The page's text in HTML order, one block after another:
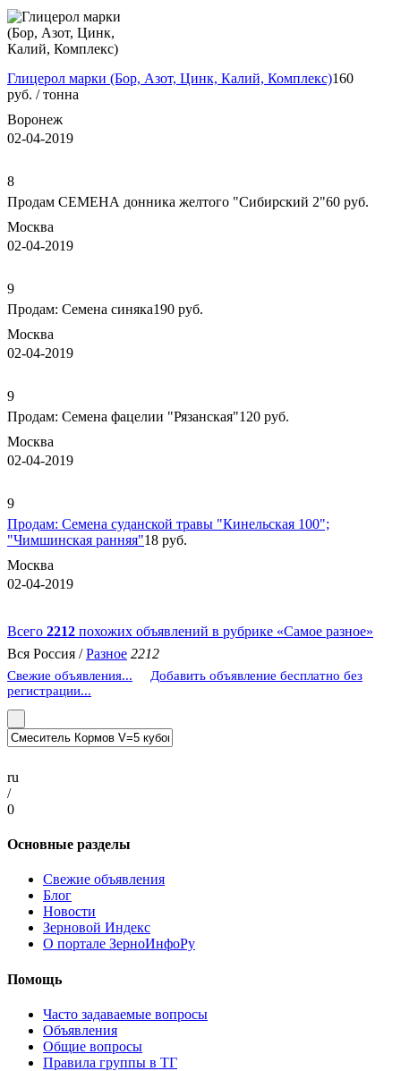
Глицерол марки (Бор, Азот, Цинк, Калий, Комплекс)160
руб. / тонна
Воронеж
02-04-2019
8
Продам СЕМЕНА донника желтого "Сибирский 2"60 руб.
Москва
02-04-2019
9
Продам: Семена синяка190 руб.
Москва
02-04-2019
9
Продам: Семена фацелии "Рязанская"120 руб.
Москва
02-04-2019
9
Продам: Семена суданской травы "Кинельская 100";
"Чимшинская ранняя"18 руб.
Москва
02-04-2019
Всего 2212 похожих объявлений в рубрике «Самое разное»
Вся Россия /Разное 2212
Свежие объявления...
Добавить объявление бесплатно без
регистрации...
ru
/
0
Основные разделы
Свежие объявления
Блог
Новости
Зерновой Индекс
О портале ЗерноИнфоРу
Помощь
Часто задаваемые вопросы
Объявления
Общие вопросы
Правила группы в ТГ